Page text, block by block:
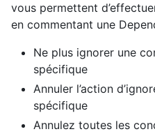
vous permettent
en commentant une
Ne plus ignorer une
spécifique
Annuler l’action
spécifique
Annulez toutes les